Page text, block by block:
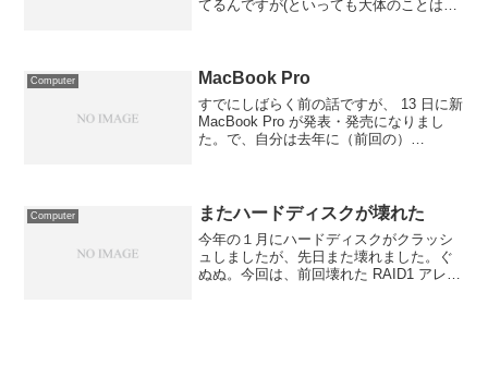
てるんですが(といっても大体のことは
Computer MacBook Pro
すでにしばらく前の話ですが、 13 日に新
MacBook Pro が発表・発売になりまし
た。で、自分は去年に（前回の）
Computer またハードディスクが壊れた
今年の１月にハードディスクがクラッシ
ュしましたが、先日また壊れました。ぐ
ぬぬ。今回は、前回壊れた RAID1 アレイ